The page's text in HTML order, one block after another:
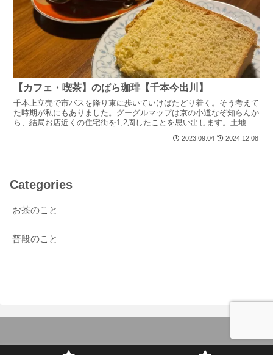
【カフェ・喫茶】のばら珈琲【千本今出川】
千本上立売で市バスを降り東に歩いていけばたどり着く。そう考えて
た時期が私にもありました。グーグルマップは京の小道なぞ知らんか
ら、結局お店近くの住宅街を1,2周したことを思い出します。土地勘
2023.09.04 2024.12.08
Categories
お茶のこと
普段のこと